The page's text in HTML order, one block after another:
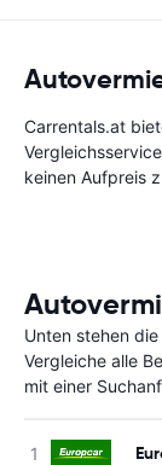
Carrentals.at
keinen Aufpreis
Unten stehen
Vergleiche alle
mit einer